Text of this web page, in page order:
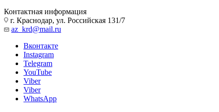
Контактная информация
г. Краснодар, ул. Российская 131/7
az_krd@mail.ru
Вконтакте
Instagram
Telegram
YouTube
Viber
Viber
WhatsApp